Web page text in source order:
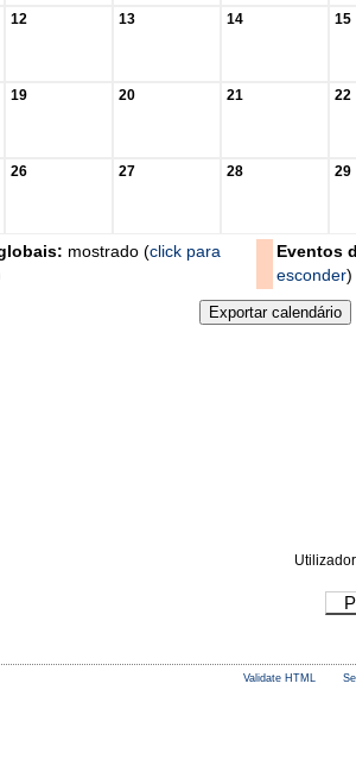
12 13 14 15
19 20 21 22
26 27 28 29
mostrado (click para
Eventos
esconder)
Validate HTML